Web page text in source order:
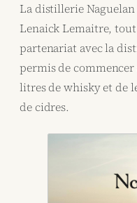
La distillerie Naguelan
Lenaick Lemaitre,
partenariat avec la
permis de
litres de whisky et de
de cidres.